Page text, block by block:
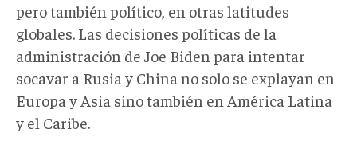
pero también político, en otras latitudes
globales. Las decisiones políticas de la
administración de Joe Biden para intentar
socavar a Rusia y China no solo se explayan en
Europa y Asia sino también en América Latina
y el Caribe.